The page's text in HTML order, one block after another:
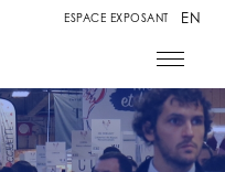
ESPACE EXPOSANT EN